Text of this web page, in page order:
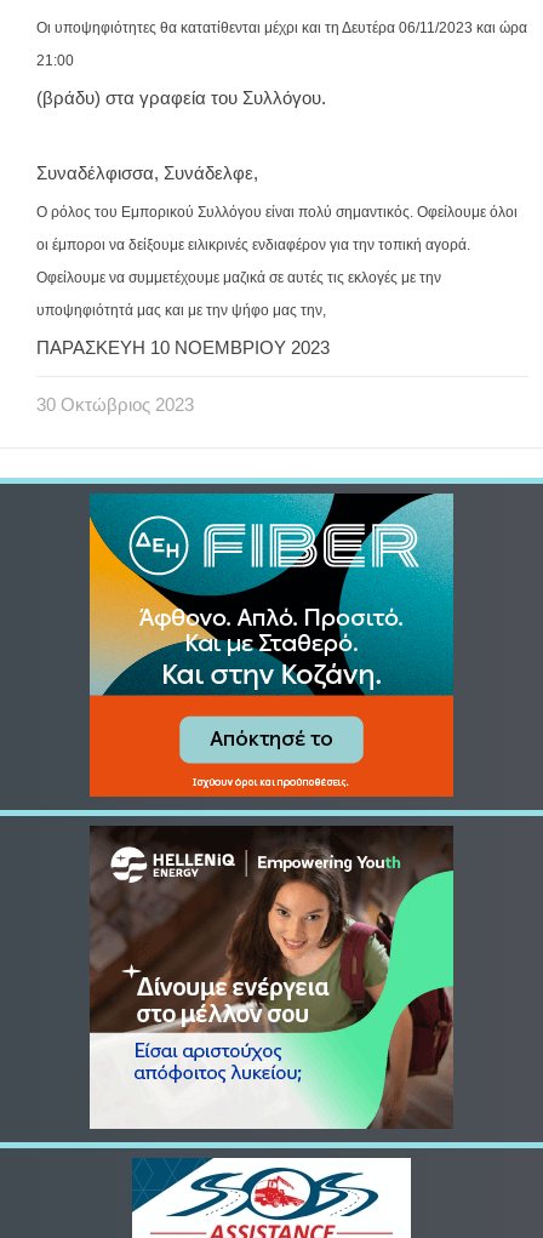
Οι υποψηφιότητες θα κατατίθενται μέχρι και τη Δευτέρα 06/11/2023 και ώρα
21:00
(βράδυ) στα γραφεία του Συλλόγου.
Συναδέλφισσα, Συνάδελφε,
Ο ρόλος του Εμπορικού Συλλόγου είναι πολύ σημαντικός. Οφείλουμε όλοι
οι έμποροι να δείξουμε ειλικρινές ενδιαφέρον για την τοπική αγορά.
Οφείλουμε να συμμετέχουμε μαζικά σε αυτές τις εκλογές με την
υποψηφιότητά μας και με την ψήφο μας την,
ΠΑΡΑΣΚΕΥΗ 10 ΝΟΕΜΒΡΙΟΥ 2023
30 Οκτώβριος 2023